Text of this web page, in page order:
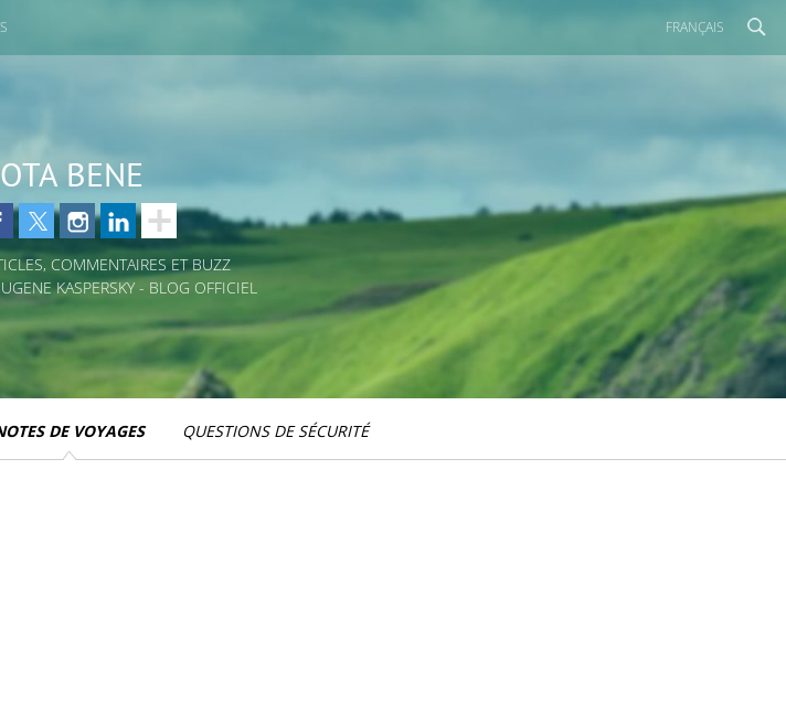
FRANÇAIS
BENE
COMMENTAIRES ET BUZZ
KASPERSKY - BLOG OFFICIEL
DE VOYAGES QUESTIONS DE SÉCURITÉ